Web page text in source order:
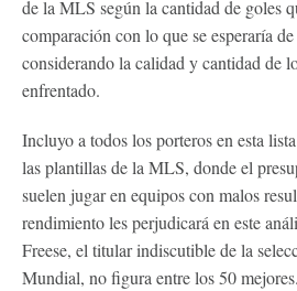
de la MLS según la cantidad de goles
comparación con lo que se esperaría
considerando la calidad y cantidad de
enfrentado.
Incluyo a todos los porteros en esta
las plantillas de la MLS, donde el
suelen jugar en equipos con malos
rendimiento les perjudicará en este
Freese, el titular indiscutible de la
Mundial, no figura entre los 50 mejores.